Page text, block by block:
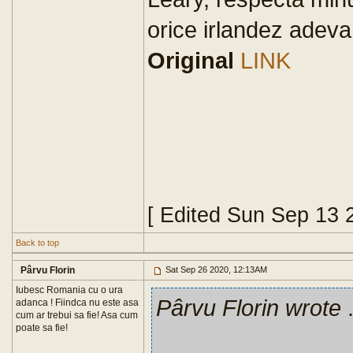
orice irlandez
Original LINK
[ Edited Sun Sep 13
Back to top
Pârvu Florin Sat Sep 26 2020, 12:13AM
Iubesc Romania cu o ura
adanca ! Fiindca nu este asa
cum ar trebui sa fie! Asa cum
poate sa fie!
Pârvu Florin wrote